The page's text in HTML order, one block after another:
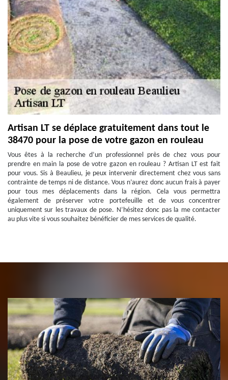
Artisan LT se déplace gratuitement dans tout le
38470 pour la pose de votre gazon en rouleau
Vous êtes à la recherche d’un professionnel près de chez vous pour
prendre en main la pose de votre gazon en rouleau ? Artisan LT est fait
pour vous. Sis à Beaulieu, je peux intervenir directement chez vous sans
contrainte de temps ni de distance. Vous n’aurez donc aucun frais à payer
pour tous mes déplacements dans la région. Cela vous permettra
également de préserver votre portefeuille et de vous concentrer
uniquement sur les travaux de pose. N’hésitez donc pas la me contacter
au plus vite si vous souhaitez bénéficier de mes services de qualité.